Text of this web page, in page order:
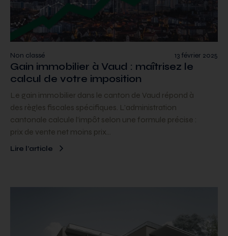
13 février 2025
Non classé
Gain immobilier à Vaud : maîtrisez le
calcul de votre imposition
Le gain immobilier dans le canton de Vaud répond à
des règles fiscales spécifiques. L’administration
cantonale calcule l’impôt selon une formule précise :
prix de vente net moins prix…
Lire l’article